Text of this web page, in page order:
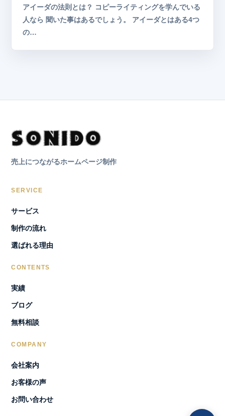
アイーダの法則とは？ コピーライティングを学んでいる
人なら 聞いた事はあるでしょう。 アイーダとはある4つ
の…
売上につながるホームページ制作
SERVICE
サービス
制作の流れ
選ばれる理由
CONTENTS
実績
ブログ
無料相談
COMPANY
会社案内
お客様の声
お問い合わせ